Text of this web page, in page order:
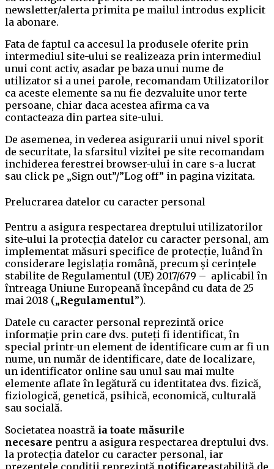
newsletter/alerta primita pe mailul introdus explicit
la abonare.
Fata de faptul ca accesul la produsele oferite prin
intermediul site-ului se realizeaza prin intermediul
unui cont activ, asadar pe baza unui nume de
utilizator si a unei parole, recomandam Utilizatorilor
ca aceste elemente sa nu fie dezvaluite unor terte
persoane, chiar daca acestea afirma ca va
contacteaza din partea site-ului.
De asemenea, in vederea asigurarii unui nivel sporit
de securitate, la sfarsitul vizitei pe site recomandam
inchiderea ferestrei browser-ului in care s-a lucrat
sau click pe „Sign out”/”Log off” in pagina vizitata.
Prelucrarea datelor cu caracter personal
Pentru a asigura respectarea dreptului utilizatorilor
site-ului la protecția datelor cu caracter personal, am
implementat măsuri specifice de protecție, luând în
considerare legislația română, precum și cerințele
stabilite de Regulamentul (UE) 2017/679 – aplicabil în
întreaga Uniune Europeană începând cu data de 25
mai 2018 („Regulamentul”).
Datele cu caracter personal reprezintă orice
informație prin care dvs. puteți fi identificat, în
special printr-un element de identificare cum ar fi un
nume, un număr de identificare, date de localizare,
un identificator online sau unul sau mai multe
elemente aflate în legătură cu identitatea dvs. fizică,
fiziologică, genetică, psihică, economică, culturală
sau socială.
Societatea noastră ia toate măsurile
necesare pentru a asigura respectarea dreptului dvs.
la protecția datelor cu caracter personal, iar
prezentele condiţii reprezintă notificareastabilită de